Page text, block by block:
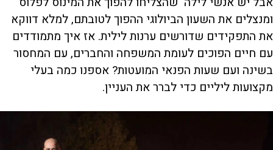
ומנצלים את השעון הביולוגי ההפוך לטובתם, למלא דווקא
את התפקידים שדורשים ערנות לילית. אז איך מתמודדים
עם חיים הפוכים לעומת המשפחה והחברים, עם המחסור
בשינה ועם שעות הפנאי המועטות? אספנו כמה בעלי
מקצועות ליליים כדי לברר את העניין.